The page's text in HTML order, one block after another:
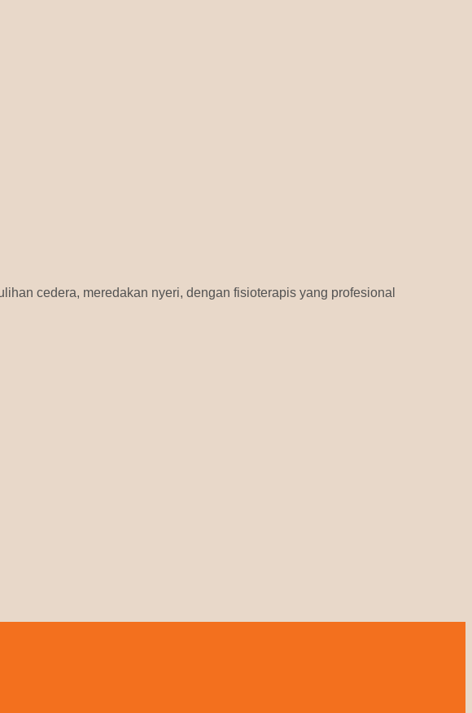
cedera, meredakan nyeri, dengan fisioterapis yang profesional